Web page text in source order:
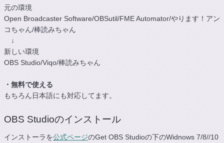
元の環境
Open Broadcaster Software/OBSutil/FME Automator/やります！アン
コちゃん/棒読みちゃん
↓
新しい環境
OBS Studio/Viqo/棒読みちゃん
・無料で使える
もちろん日本語にも対応してます。
OBS Studioのインストール
インストーラを公式ページのGet OBS Studioの下のWidnows 7/8//10